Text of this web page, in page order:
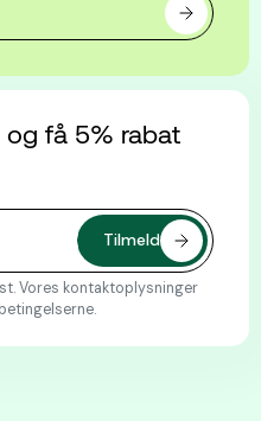
og få 5% rabat
Vores kontaktoplysninger